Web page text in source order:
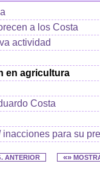
a los Costa
actividad
en agricultura
Costa
para su
ANTERIOR «»